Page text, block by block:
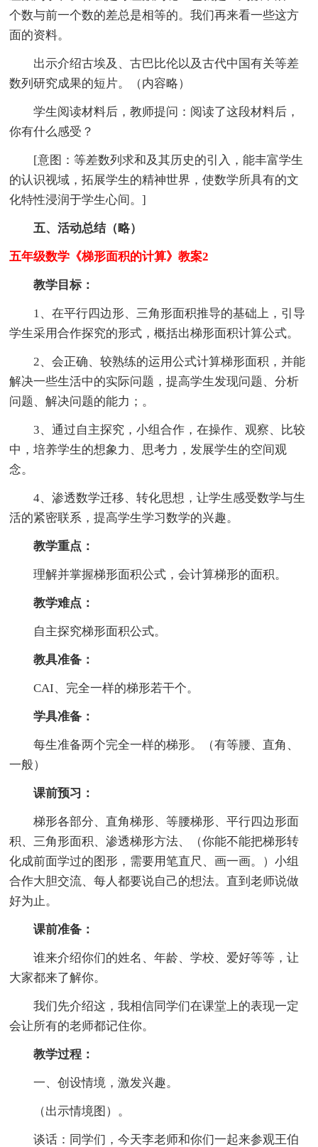
个数与前一个数的差总是相等的。我们再来看一些这方
面的资料。
出示介绍古埃及、古巴比伦以及古代中国有关等差
数列研究成果的短片。（内容略）
学生阅读材料后，教师提问：阅读了这段材料后，
你有什么感受？
[意图：等差数列求和及其历史的引入，能丰富学生
的认识视域，拓展学生的精神世界，使数学所具有的文
化特性浸润于学生心间。]
五、活动总结（略）
五年级数学《梯形面积的计算》教案2
教学目标：
1、在平行四边形、三角形面积推导的基础上，引导
学生采用合作探究的形式，概括出梯形面积计算公式。
2、会正确、较熟练的运用公式计算梯形面积，并能
解决一些生活中的实际问题，提高学生发现问题、分析
问题、解决问题的能力；。
3、通过自主探究，小组合作，在操作、观察、比较
中，培养学生的想象力、思考力，发展学生的空间观
念。
4、渗透数学迁移、转化思想，让学生感受数学与生
活的紧密联系，提高学生学习数学的兴趣。
教学重点：
理解并掌握梯形面积公式，会计算梯形的面积。
教学难点：
自主探究梯形面积公式。
教具准备：
CAI、完全一样的梯形若干个。
学具准备：
每生准备两个完全一样的梯形。（有等腰、直角、
一般）
课前预习：
梯形各部分、直角梯形、等腰梯形、平行四边形面
积、三角形面积、渗透梯形方法、（你能不能把梯形转
化成前面学过的图形，需要用笔直尺、画一画。）小组
合作大胆交流、每人都要说自己的想法。直到老师说做
好为止。
课前准备：
谁来介绍你们的姓名、年龄、学校、爱好等等，让
大家都来了解你。
我们先介绍这，我相信同学们在课堂上的表现一定
会让所有的老师都记住你。
教学过程：
一、创设情境，激发兴趣。
（出示情境图）。
谈话：同学们，今天李老师和你们一起来参观王伯